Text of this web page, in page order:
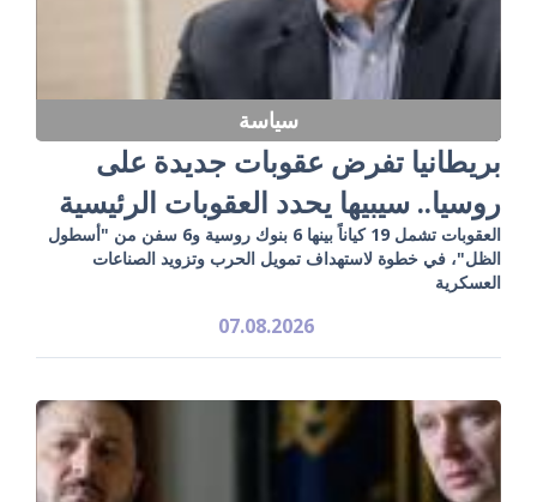
سياسة
بريطانيا تفرض عقوبات جديدة على
روسيا.. سيبيها يحدد العقوبات الرئيسية
العقوبات تشمل 19 كياناً بينها 6 بنوك روسية و6 سفن من "أسطول
الظل"، في خطوة لاستهداف تمويل الحرب وتزويد الصناعات
العسكرية
07.08.2026